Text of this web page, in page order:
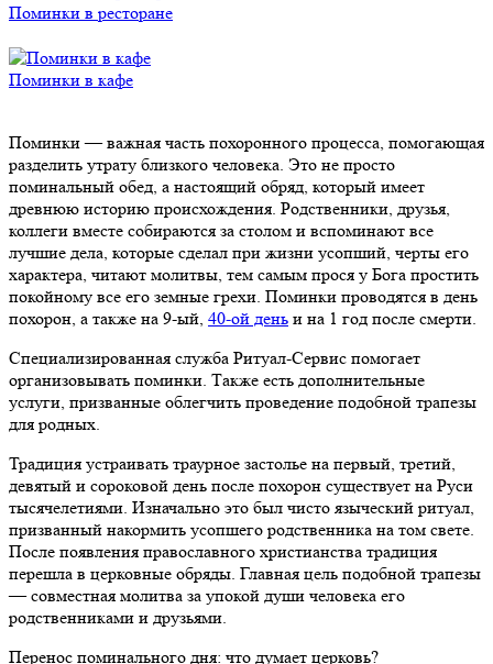
Поминки в ресторане
Поминки в кафе
Поминки — важная часть похоронного процесса, помогающая
разделить утрату близкого человека. Это не просто
поминальный обед, а настоящий обряд, который имеет
древнюю историю происхождения. Родственники, друзья,
коллеги вместе собираются за столом и вспоминают все
лучшие дела, которые сделал при жизни усопший, черты его
характера, читают молитвы, тем самым прося у Бога простить
покойному все его земные грехи. Поминки проводятся в день
похорон, а также на 9-ый, 40-ой день и на 1 год после смерти.
Специализированная служба Ритуал-Сервис помогает
организовывать поминки. Также есть дополнительные
услуги, призванные облегчить проведение подобной трапезы
для родных.
Традиция устраивать траурное застолье на первый, третий,
девятый и сороковой день после похорон существует на Руси
тысячелетиями. Изначально это был чисто языческий ритуал,
призванный накормить усопшего родственника на том свете.
После появления православного христианства традиция
перешла в церковные обряды. Главная цель подобной трапезы
— совместная молитва за упокой души человека его
родственниками и друзьями.
Перенос поминального дня: что думает церковь?